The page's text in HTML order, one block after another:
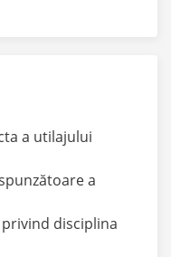
a utilajului
a
disciplina